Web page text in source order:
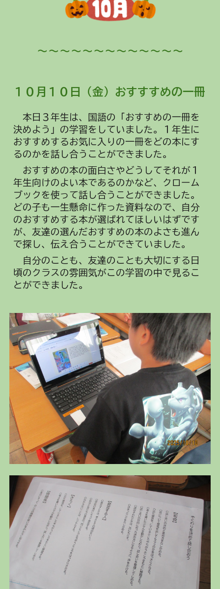
～～～～～～～～～～～～～
１０月 １０ 日（金） おすすすめの一冊
本日３年生は、国語の「おすすめの一冊を
決めよう」の学習をしていました。１年生に
おすすめするお気に入りの一冊をどの本にす
るのかを話し合うことができました。
おすすめの本の面白さやどうしてそれが１
年生向けのよい本であるのかなど、クローム
ブックを使って話し合うことができました。
どの子も一生懸命に作った資料なので、自分
のおすすめする本が選ばれてほしいはずです
が、友達の選んだおすすめの本のよさも進ん
で探し、伝え合うことができていました。
自分のことも、友達のことも大切にする日
頃のクラスの雰囲気がこの学習の中で見るこ
とができました。